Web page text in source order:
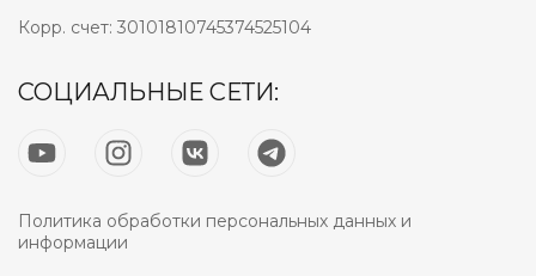
Корр. счет: 30101810745374525104
СОЦИАЛЬНЫЕ СЕТИ:
Политика обработки персональных данных и
информации